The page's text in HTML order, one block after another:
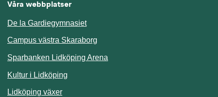
Våra webbplatser
De la Gardiegymnasiet
Campus västra Skaraborg
Sparbanken Lidköping Arena
Kultur i Lidköping
Lidköping växer